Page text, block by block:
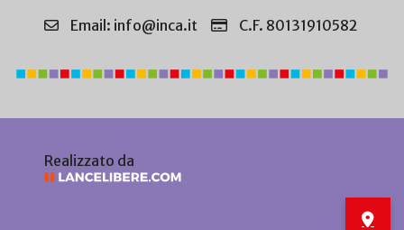
Email: info@inca.it
C.F. 80131910582
Realizzato da